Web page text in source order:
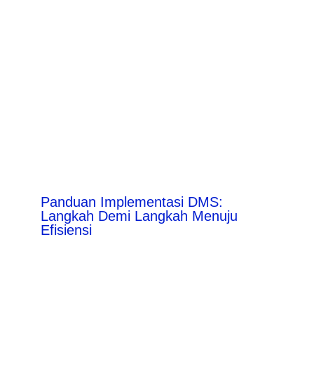
Panduan Implementasi DMS:
Langkah Demi Langkah Menuju
Efisiensi